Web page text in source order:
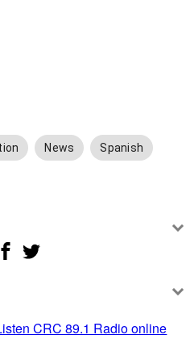
News Spanish
CRC 89.1 Radio online